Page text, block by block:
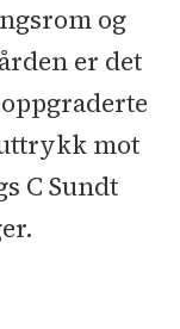
l
l
l
lHeis:
og
er det
mot
C Sundt